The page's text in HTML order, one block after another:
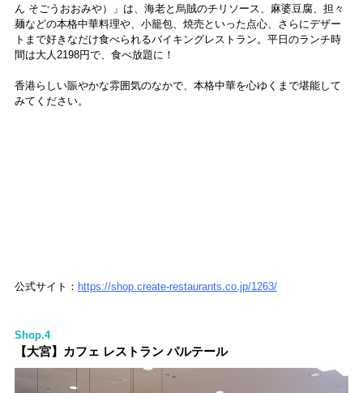
ん そごうおおみや）」は、海老と烏賊のチリソース、麻婆豆腐、担々
麺などの本格中華料理や、小籠包、焼売といった点心、さらにデザー
トまで好きなだけ食べられるバイキングレストラン。平日のランチ時
間は大人2198円で、食べ放題に！
香港らしい賑やかな雰囲気のなかで、本格中華を心ゆくまで堪能して
みてください。
公式サイト： https://shop.create-restaurants.co.jp/1263/
Shop.4
【大宮】カフェ レストラン パルテール